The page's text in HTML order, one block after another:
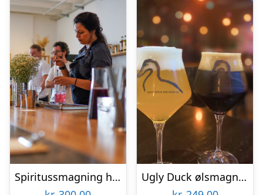
Spiritussmagning hos Nordic Ethanol
Ugly Duck ølsmagning hos Tribeca